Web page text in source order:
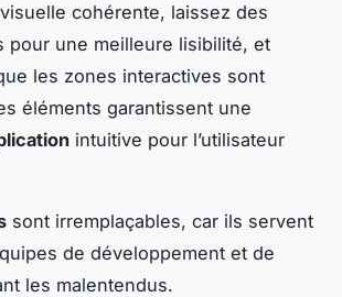
cohérente, laissez des
pour une meilleure lisibilité, et
les zones interactives sont
éléments garantissent une
intuitive pour l’utilisateur
sont irremplaçables, car ils servent
de développement et de
les malentendus.